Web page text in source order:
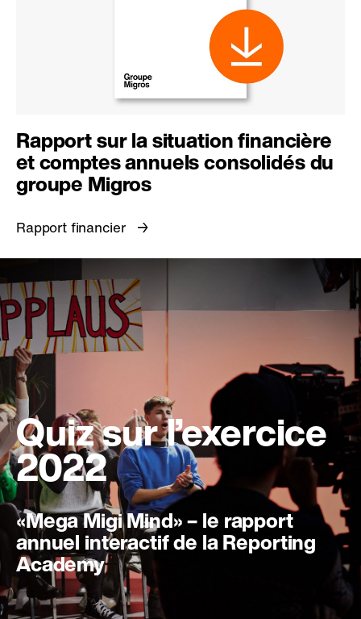
Rapport sur la situation financière
et comptes annuels consolidés du
groupe Migros
Rapport financier
Quiz sur l’exercice
2022
«Mega Migi Mind» – le rapport
annuel interactif de la Reporting
Academy